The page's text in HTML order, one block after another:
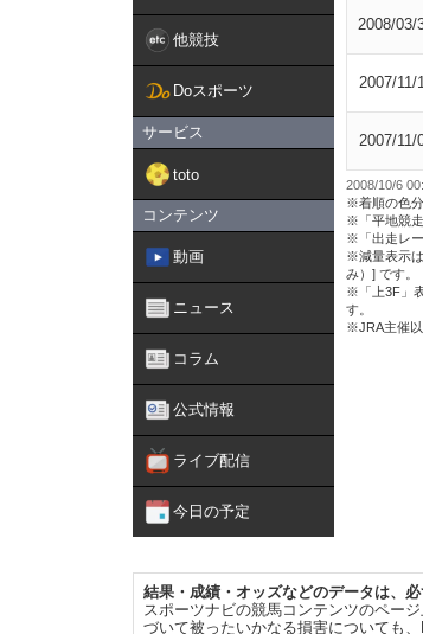
他競技
Doスポーツ
サービス
toto
コンテンツ
動画
ニュース
コラム
公式情報
ライブ配信
今日の予定
2008/03/
2007/11/
2007/11/
2008/10/6
※着順の色
※「平地競走
※「出走レー
※減量表示
み）] です。
※「上3F」
す。
※JRA主催以
結果・成績・オッズなどのデータは、
スポーツナビの競馬コンテンツのペー
づいて被ったいかなる損害についても